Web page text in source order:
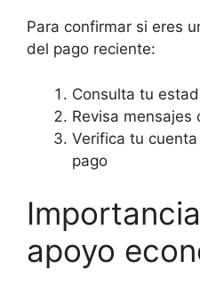
Para confirmar si eres
del pago reciente:
Consulta tu
Revisa mensajes
Verifica tu
pago
apoyo